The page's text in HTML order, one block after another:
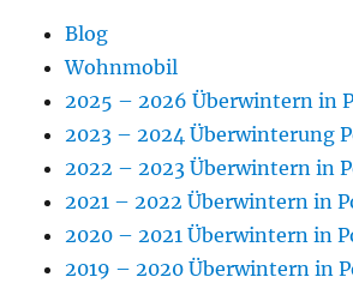
Blog
Wohnmobil
2025 – 2026 Überwintern in
2023 – 2024 Überwinterung
2022 – 2023 Überwintern in
2021 – 2022 Überwintern in
2020 – 2021 Überwintern in
2019 – 2020 Überwintern in